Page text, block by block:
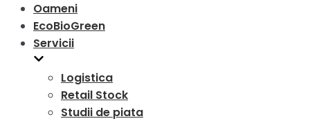
Oameni
EcoBioGreen
Servicii
Logistica
Retail Stock
Studii de piata